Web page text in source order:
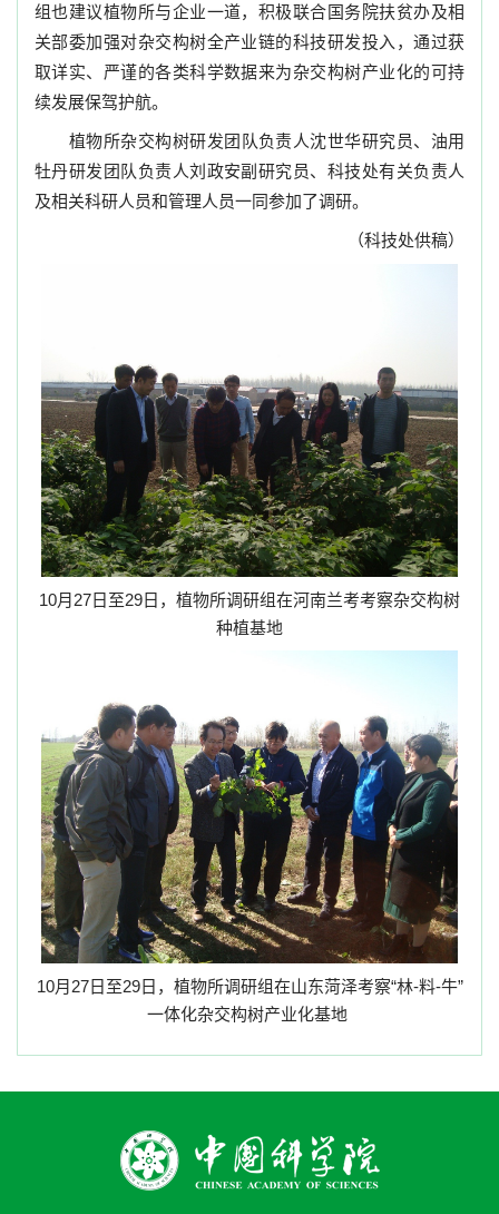
组也建议植物所与企业一道，积极联合国务院扶贫办及相
关部委加强对杂交构树全产业链的科技研发投入，通过获
取详实、严谨的各类科学数据来为杂交构树产业化的可持
续发展保驾护航。
植物所杂交构树研发团队负责人沈世华研究员、油用
牡丹研发团队负责人刘政安副研究员、科技处有关负责人
及相关科研人员和管理人员一同参加了调研。
（科技处供稿）
10月 27日至29日，植物所调研组在河南兰考考察杂交构树
种植基地
10月 27日至29日，植物所调研组在山东菏泽考察“林-料-牛”
一体化杂交构树产业化基地